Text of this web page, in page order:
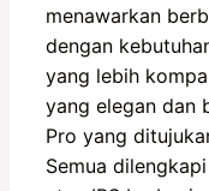
menawarkan
dengan
yang lebih
yang elegan dan
Pro yang
Semua